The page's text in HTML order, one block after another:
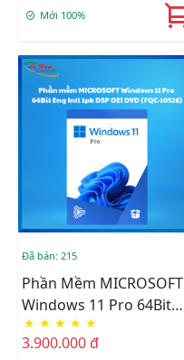
Mới 100%
Đã bán: 215
Phần Mềm MICROSOFT
Windows 11 Pro 64Bit
Eng Intl 1pk DSP OEI
DVD (FQC-10528)
★ ★ ★ ★ ★
3.900.000 đ